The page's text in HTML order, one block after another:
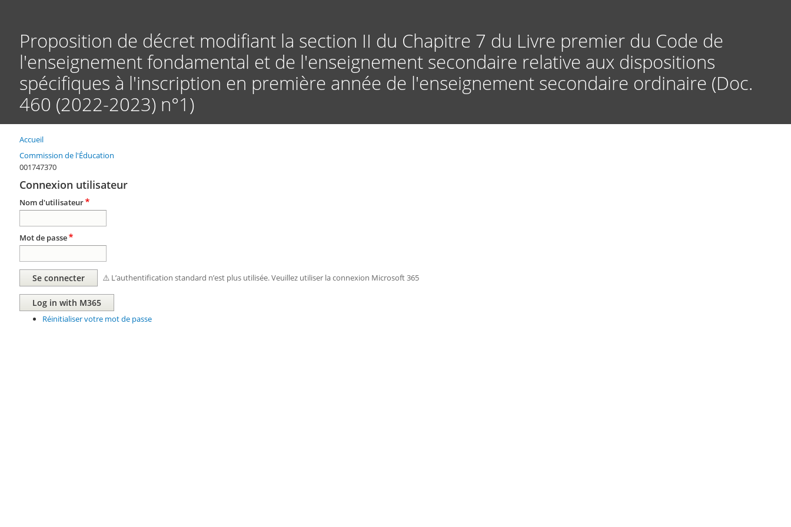
principal
Proposition de décret modifiant la section II du Chapitre 7 du Livre premier du Code de
l'enseignement fondamental et de l'enseignement secondaire relative aux dispositions
spécifiques à l'inscription en première année de l'enseignement secondaire ordinaire (Doc.
460 (2022-2023) n°1)
Fil
d'Ariane
Accueil
Commission de l'Éducation
001747370
Connexion utilisateur
Nom d'utilisateur
Mot de passe
⚠️ L’authentification standard n’est plus utilisée. Veuillez utiliser la connexion Microsoft 365
Réinitialiser votre mot de passe